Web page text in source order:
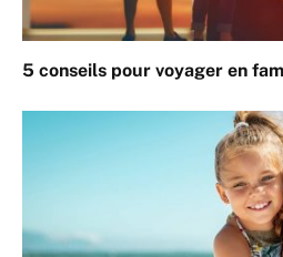
5 conseils pour voyager en